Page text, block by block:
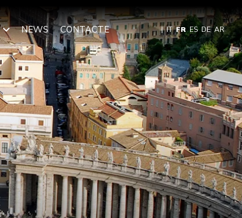
NEWS CONTACTE | IT FR ES DE AR